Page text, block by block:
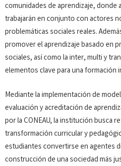
comunidades de aprendizaje, donde
trabajarán en conjunto con actores
problemáticas sociales reales.
promover el aprendizaje basado en
sociales, así como la inter, multi y
elementos clave para una formación
Mediante la implementación de
evaluación y acreditación de
por la CONEAU, la institución busca
transformación curricular y
estudiantes convertirse en agentes
construcción de una sociedad más